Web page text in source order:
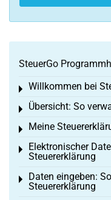
SteuerGo
Willkommen bei
Toggle menu
Übersicht: So
Toggle menu
Meine
Toggle menu
Elektronischer
Steuererklärung
Toggle menu
Daten eingeben:
Steuererklärung
Toggle menu